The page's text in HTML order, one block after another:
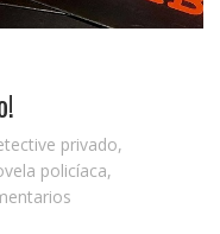
privado,
policíaca,